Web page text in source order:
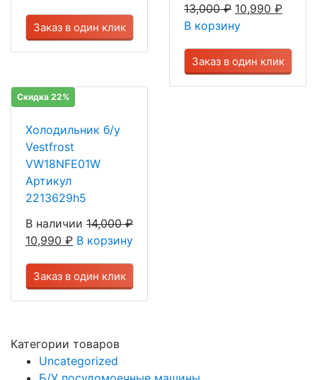
Заказ в один клик
13,000₽ 10,990 ₽
В корзину
Заказ в один клик
Скидка 22%
Холодильник б/у
Vestfrost
VW18NFE01W
Артикул
2213629h5
В наличии 14,000₽
10,990 ₽ В корзину
Заказ в один клик
Категории товаров
Uncategorized